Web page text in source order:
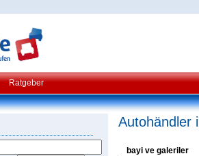
Ratgeber
Autohändler
bayi ve galeriler